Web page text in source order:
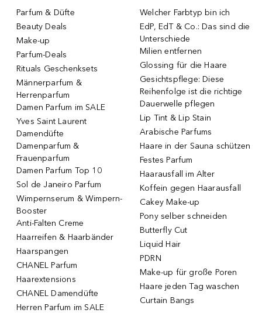
Parfum & Düfte
Beauty Deals
Make-up
Parfum-Deals
Rituals Geschenksets
Männerparfum &
Herrenparfum
Damen Parfum im SALE
Yves Saint Laurent
Damendüfte
Damenparfum &
Frauenparfum
Damen Parfum Top 10
Sol de Janeiro Parfum
Wimpernserum & Wimpern-
Booster
Anti-Falten Creme
Haarreifen & Haarbänder
Haarspangen
CHANEL Parfum
Haarextensions
CHANEL Damendüfte
Herren Parfum im SALE
Welcher Farbtyp bin ich
EdP, EdT & Co.: Das sind die
Unterschiede
Milien entfernen
Glossing für die Haare
Gesichtspflege: Diese
Reihenfolge ist die richtige
Dauerwelle pflegen
Lip Tint & Lip Stain
Arabische Parfums
Haare in der Sauna schützen
Festes Parfum
Haarausfall im Alter
Koffein gegen Haarausfall
Cakey Make-up
Pony selber schneiden
Butterfly Cut
Liquid Hair
PDRN
Make-up für große Poren
Haare jeden Tag waschen
Curtain Bangs